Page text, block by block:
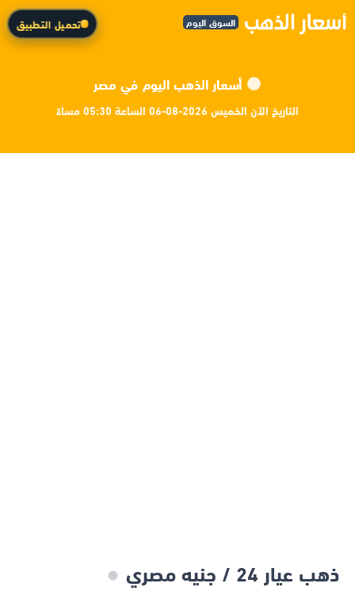
السوق اليوم تحميل التطبيق
أسعار الذهب اليوم في مصر
التاريخ الآن الخميس 2026-08-06 الساعة 05:30 مساءً
ذهب عيار 24 / جنيه مصري